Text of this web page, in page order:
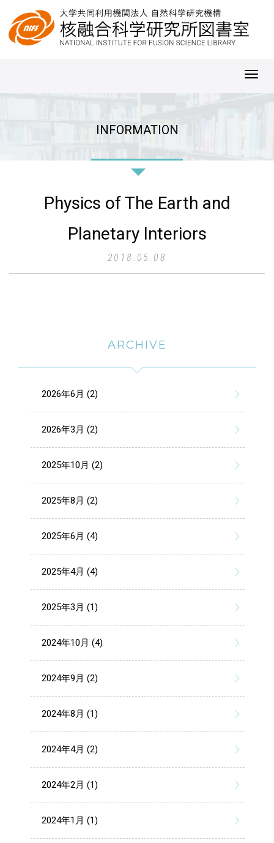
INFORMATION
Physics of The Earth and
Planetary Interiors
2018.05.08
ARCHIVE
2026年6月 (2)
2026年3月 (2)
2025年10月 (2)
2025年8月 (2)
2025年6月 (4)
2025年4月 (4)
2025年3月 (1)
2024年10月 (4)
2024年9月 (2)
2024年8月 (1)
2024年4月 (2)
2024年2月 (1)
2024年1月 (1)